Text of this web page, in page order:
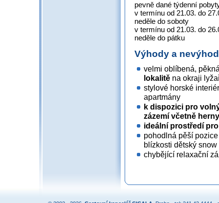
pevně dané týdenní
v termínu od 21.03. do
neděle do soboty
v termínu od 21.03. do
neděle do pátku
Výhody a
velmi oblíbená,
lokalitě na okraji
stylové horské
apartmány
k dispozici pro
zázemí včetně herny
ideální prostředí
pohodlná pěší
blízkosti dětský snow
chybějící relaxační